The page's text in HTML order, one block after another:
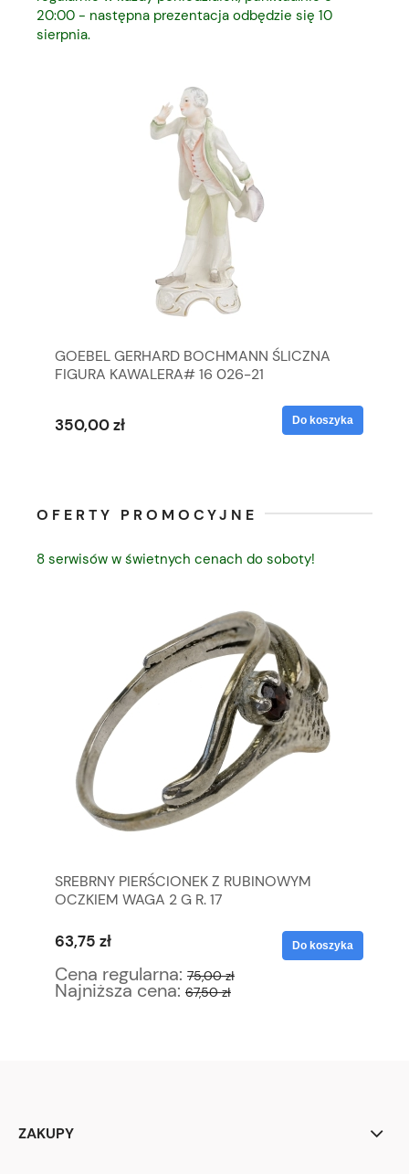
20:00 - następna prezentacja odbędzie się 10
sierpnia.
GOEBEL GERHARD BOCHMANN ŚLICZNA
FIGURA KAWALERA# 16 026-21
350,00 zł Do koszyka
OFERTY PROMOCYJNE
8 serwisów w świetnych cenach do soboty!
SREBRNY PIERŚCIONEK Z RUBINOWYM
OCZKIEM WAGA 2 G R. 17
63,75 zł
Cena regularna: 75,00 zł
Najniższa cena: 67,50 zł
Do koszyka
ZAKUPY